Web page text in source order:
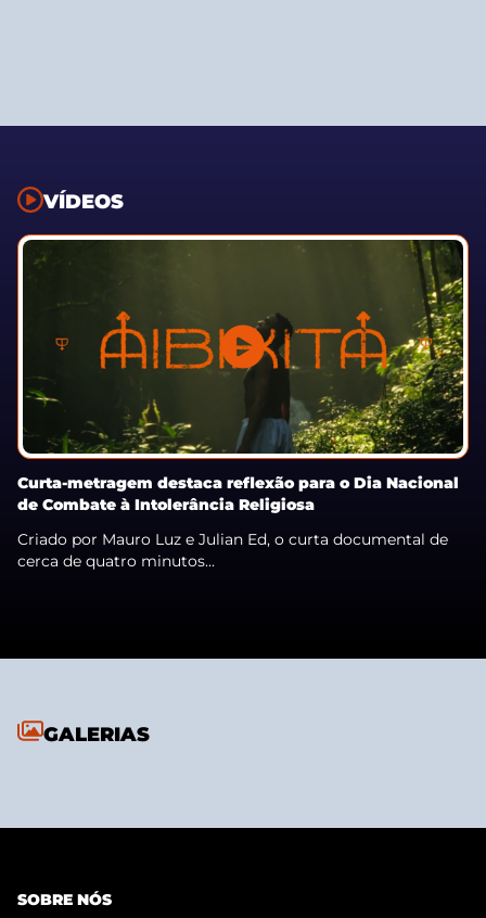
VÍDEOS
Curta-metragem destaca reflexão para o Dia Nacional
de Combate à Intolerância Religiosa
Criado por Mauro Luz e Julian Ed, o curta documental de
cerca de quatro minutos...
GALERIAS
SOBRE NÓS